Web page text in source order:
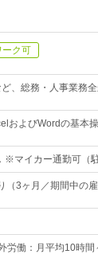
ーク可
、総務・人事業務
およびWordの基本
※マイカー通勤可（
（3ヶ月／期間中の
働：月平均10時